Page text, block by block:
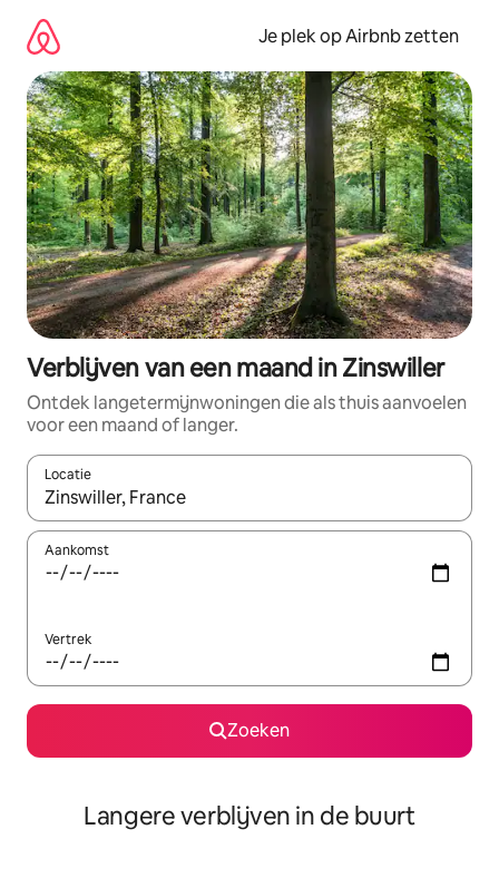
direct
naar
inhoud
Je plek op Airbnb zetten
Verblijven van een maand in Zinswiller
Ontdek langetermijnwoningen die als thuis aanvoelen
voor een maand of langer.
Locatie
Wanneer er resultaten beschikbaar zijn, maak je een keuze
Aankomst
Vertrek
Zoeken
Langere verblijven in de buurt